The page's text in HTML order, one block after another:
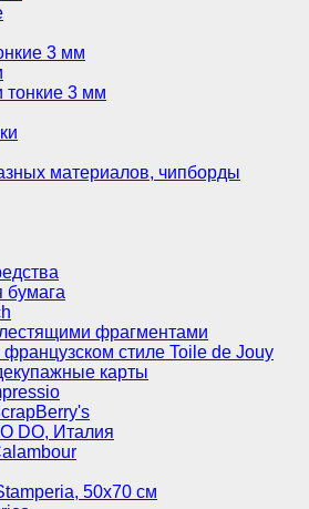
3 мм
тонкие 3 мм
материалов, чипборды
бумага
фрагментами
стиле Toile de Jouy
карты
DO, Италия
50х70 см